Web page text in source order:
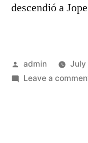
descendió a
Posted
by
admin July
Leave a